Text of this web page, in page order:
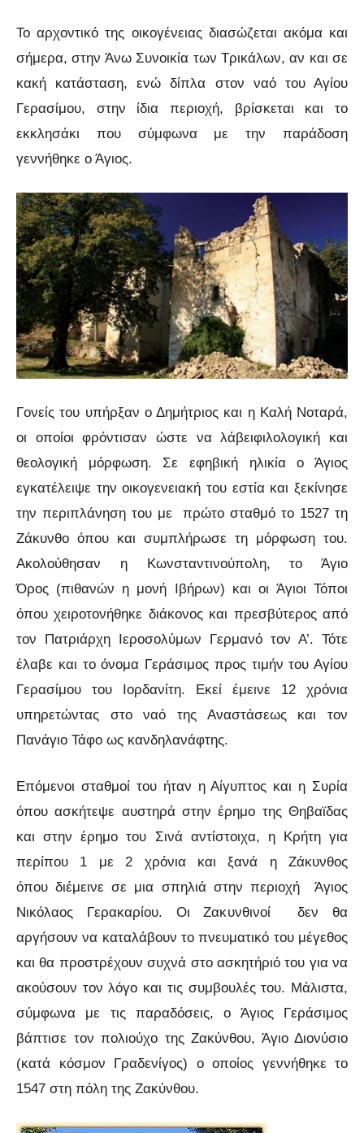
Το αρχοντικό της οικογένειας διασώζεται ακόμα και
σήμερα, στην Άνω Συνοικία των Τρικάλων, αν και σε
κακή κατάσταση, ενώ δίπλα στον ναό του Αγίου
Γερασίμου, στην ίδια περιοχή, βρίσκεται και το
εκκλησάκι που σύμφωνα με την παράδοση
γεννήθηκε ο Άγιος.
Γονείς του υπήρξαν ο Δημήτριος και η Καλή Νοταρά,
οι οποίοι φρόντισαν ώστε να λάβειφιλολογική και
θεολογική μόρφωση. Σε εφηβική ηλικία ο Άγιος
εγκατέλειψε την οικογενειακή του εστία και ξεκίνησε
την περιπλάνηση του με πρώτο σταθμό το 1527 τη
Ζάκυνθο όπου και συμπλήρωσε τη μόρφωση του.
Ακολούθησαν η Κωνσταντινούπολη, το Άγιο
Όρος (πιθανών η μονή Ιβήρων) και οι Άγιοι Τόποι
όπου χειροτονήθηκε διάκονος και πρεσβύτερος από
τον Πατριάρχη Ιεροσολύμων Γερμανό τον Α’. Τότε
έλαβε και το όνομα Γεράσιμος προς τιμήν του Αγίου
Γερασίμου του Ιορδανίτη. Εκεί έμεινε 12 χρόνια
υπηρετώντας στο ναό της Αναστάσεως και τον
Πανάγιο Τάφο ως κανδηλανάφτης.
Επόμενοι σταθμοί του ήταν η Αίγυπτος και η Συρία
όπου ασκήτεψε αυστηρά στην έρημο της Θηβαϊδας
και στην έρημο του Σινά αντίστοιχα, η Κρήτη για
περίπου 1 με 2 χρόνια και ξανά η Ζάκυνθος
όπου διέμεινε σε μια σπηλιά στην περιοχή Άγιος
Νικόλαος Γερακαρίου. Οι Ζακυνθινοί δεν θα
αργήσουν να καταλάβουν το πνευματικό του μέγεθος
και θα προστρέχουν συχνά στο ασκητήριό του για να
ακούσουν τον λόγο και τις συμβουλές του. Μάλιστα,
σύμφωνα με τις παραδόσεις, ο Άγιος Γεράσιμος
βάπτισε τον πολιούχο της Ζακύνθου, Άγιο Διονύσιο
(κατά κόσμον Γραδενίγος) ο οποίος γεννήθηκε το
1547 στη πόλη της Ζακύνθου.